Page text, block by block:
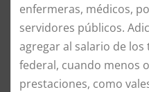
enfermeras, médicos,
servidores públicos.
agregar al salario de
federal, cuando menos
prestaciones, como